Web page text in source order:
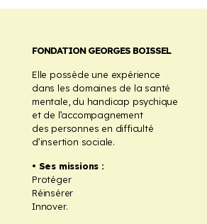
FONDATION GEORGES BOISSEL
Elle possède une expérience
dans les domaines de la santé
mentale, du handicap psychique
et de l’accompagnement
des personnes en difficulté
d’insertion sociale.
• Ses missions :
Protéger
Réinsérer
Innover.